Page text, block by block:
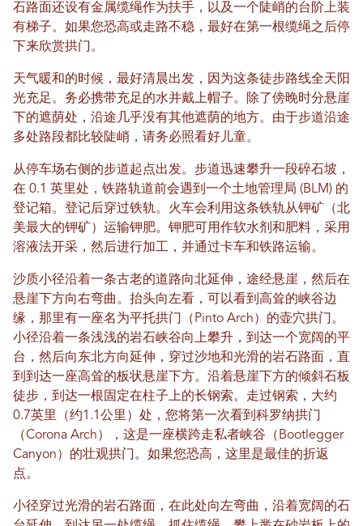
石路面还设有金属缆绳作为扶手，以及一个陡峭的台阶上装
有梯子。如果您恐高或走路不稳，最好在第一根缆绳之后停
下来欣赏拱门。
天气暖和的时候，最好清晨出发，因为这条徒步路线全天阳
光充足。务必携带充足的水并戴上帽子。除了傍晚时分悬崖
下的遮荫处，沿途几乎没有其他遮荫的地方。由于步道沿途
多处路段都比较陡峭，请务必照看好儿童。
从停车场右侧的步道起点出发。步道迅速攀升一段碎石坡，
在 0.1 英里处，铁路轨道前会遇到一个土地管理局 (BLM) 的
登记箱。登记后穿过铁轨。火车会利用这条铁轨从钾矿（北
美最大的钾矿）运输钾肥。钾肥可用作软水剂和肥料，采用
溶液法开采，然后进行加工，并通过卡车和铁路运输。
沙质小径沿着一条古老的道路向北延伸，途经悬崖，然后在
悬崖下方向右弯曲。抬头向左看，可以看到高耸的峡谷边
缘，那里有一座名为平托拱门（Pinto Arch）的壶穴拱门。
小径沿着一条浅浅的岩石峡谷向上攀升，到达一个宽阔的平
台，然后向东北方向延伸，穿过沙地和光滑的岩石路面，直
到到达一座高耸的板状悬崖下方。沿着悬崖下方的倾斜石板
徒步，到达一根固定在柱子上的长钢索。走过钢索，大约
0.7英里（约1.1公里）处，您将第一次看到科罗纳拱门
（Corona Arch），这是一座横跨走私者峡谷（Bootlegger
Canyon）的壮观拱门。如果您恐高，这里是最佳的折返
点。
小径穿过光滑的岩石路面，在此处向左弯曲，沿着宽阔的石